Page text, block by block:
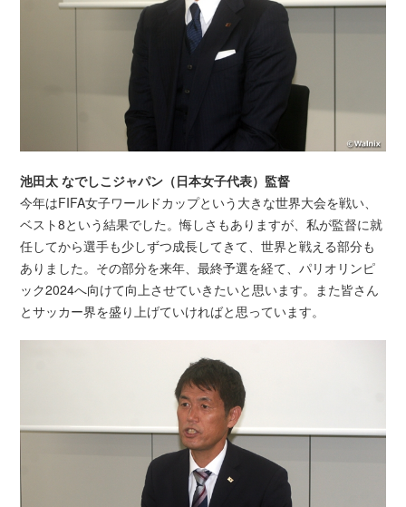
池田太 なでしこジャパン（日本女子代表）監督
今年はFIFA女子ワールドカップという大きな世界大会を戦い、
ベスト8という結果でした。悔しさもありますが、私が監督に就
任してから選手も少しずつ成長してきて、世界と戦える部分も
ありました。その部分を来年、最終予選を経て、パリオリンピ
ック2024へ向けて向上させていきたいと思います。また皆さん
とサッカー界を盛り上げていければと思っています。